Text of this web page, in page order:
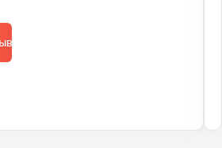
организованном
компанией Avtobus1
участников и